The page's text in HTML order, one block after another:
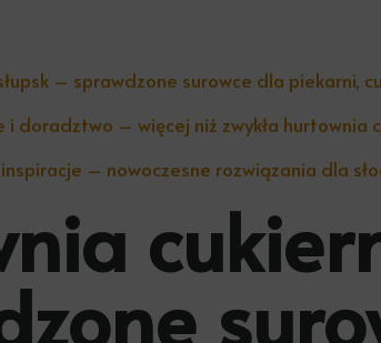
– sprawdzone surowce dla piekarni,
i doradztwo – więcej niż zwykła hurtownia
– nowoczesne rozwiązania dla